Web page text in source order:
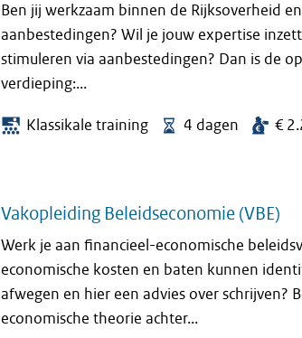
Ben jij werkzaam binnen de Rijksoverheid
aanbestedingen? Wil je jouw expertise
stimuleren via aanbestedingen? Dan is de
verdieping:...
Klassikale training 4 dagen €
Vakopleiding Beleidseconomie (VBE)
Werk je aan financieel-economische
economische kosten en baten kunnen
afwegen en hier een advies over schrijven?
economische theorie achter...